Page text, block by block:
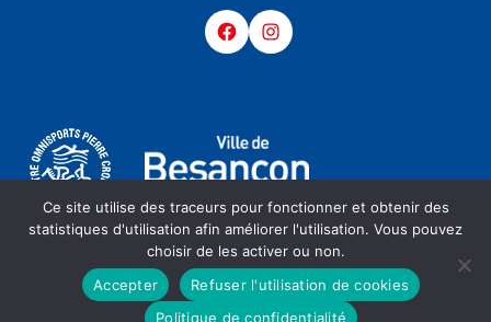
FacebookInstagram
Copyright @ 2023 - Raid Handi-Forts - Ville de Besançon
Ce site utilise des traceurs pour fonctionner et obtenir des
statistiques d'utilisation afin améliorer l'utilisation. Vous pouvez
choisir de les activer ou non.
Accepter
Refuser l'utilisation de cookies
Politique de confidentialité